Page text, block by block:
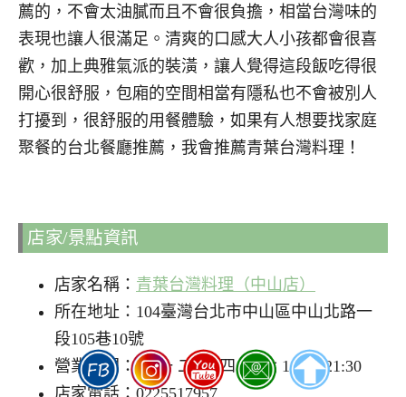
薦的，不會太油膩而且不會很負擔，相當台灣味的
表現也讓人很滿足。清爽的口感大人小孩都會很喜
歡，加上典雅氣派的裝潢，讓人覺得這段飯吃得很
開心很舒服，包廂的空間相當有隱私也不會被別人
打擾到，很舒服的用餐體驗，如果有人想要找家庭
聚餐的台北餐廳推薦，我會推薦青葉台灣料理！
店家/景點資訊
店家名稱： 青葉台灣料理（中山店）
所在地址：104臺灣台北市中山區中山北路一
段105巷10號
營業時間：日 一 二 三 四 五 六 11:00-21:30
店家電話：0225517957